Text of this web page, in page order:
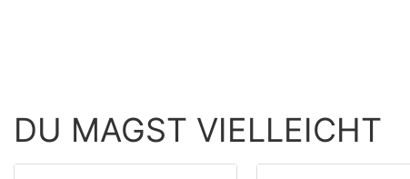
DU MAGST VIELLEICHT